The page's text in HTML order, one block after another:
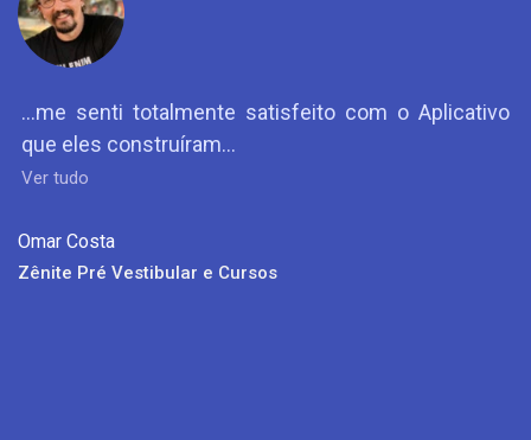
...me senti totalmente satisfeito com o Aplicativo
que eles construíram...
Ver tudo
Omar Costa
Zênite Pré Vestibular e Cursos